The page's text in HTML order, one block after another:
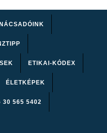
ETIKAI-KÓDEX
ÉLETKÉPEK
30 565 5402